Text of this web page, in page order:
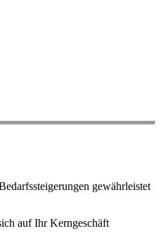
gewährleistet
auf Ihr Kerngeschäft